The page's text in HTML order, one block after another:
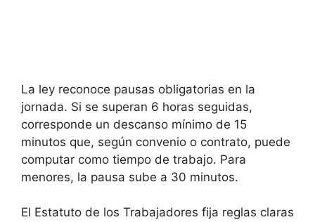
La ley reconoce pausas obligatorias en la
jornada. Si se superan 6 horas seguidas,
corresponde un descanso mínimo de 15
minutos que, según convenio o contrato, puede
computar como tiempo de trabajo. Para
menores, la pausa sube a 30 minutos.
El Estatuto de los Trabajadores fija reglas claras